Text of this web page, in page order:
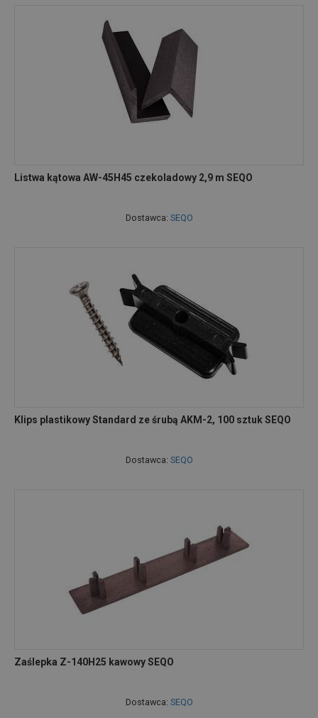
Listwa kątowa AW-45H45 czekoladowy 2,9 m SEQO
Dostawca: SEQO
Klips plastikowy Standard ze śrubą AKM-2, 100 sztuk SEQO
Dostawca: SEQO
Zaślepka Z-140H25 kawowy SEQO
Dostawca: SEQO